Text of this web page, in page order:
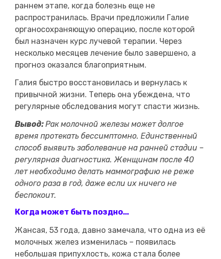
раннем этапе, когда болезнь еще не
распространилась. Врачи предложили Галие
органосохраняющую операцию, после которой
был назначен курс лучевой терапии. Через
несколько месяцев лечение было завершено, а
прогноз оказался благоприятным.
Галия быстро восстановилась и вернулась к
привычной жизни. Теперь она убеждена, что
регулярные обследования могут спасти жизнь.
Вывод:Рак молочной железы может долгое
время протекать бессимптомно. Единственный
способ выявить заболевание на ранней стадии –
регулярная диагностика. Женщинам после 40
лет необходимо делать маммографию не реже
одного раза в год, даже если их ничего не
беспокоит.
Когда может быть поздно…
Жансая, 53 года, давно замечала, что одна из её
молочных желез изменилась – появилась
небольшая припухлость, кожа стала более